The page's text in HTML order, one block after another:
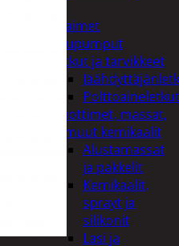
Avaimet
Imupumput
Letkut ja tarvikkeet
Polttoaineletkut
Liuottimet, massat,
ja muut kemikaalit
Alustamassat
ja pakkelit
Kemikaalit,
sprayt ja
silikonit
Lasi ja